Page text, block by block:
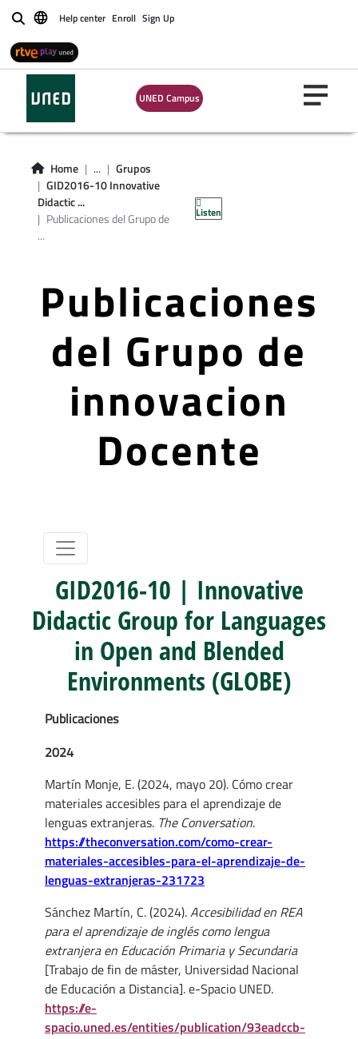
BuscarHelp center Enroll Sign Up
UNED Campus
Home ...
Grupos
GID2016-10 Innovative
Didactic ...
Publicaciones del Grupo de
...
Listen
Publicaciones
del Grupo de
innovacion
Docente
GID2016-10 | Innovative
Didactic Group for Languages
in Open and Blended
Environments (GLOBE)
Publicaciones
2024
Martín Monje, E. (2024, mayo 20). Cómo crear
materiales accesibles para el aprendizaje de
lenguas extranjeras. The Conversation.
https://theconversation.com/como-crear-
materiales-accesibles-para-el-aprendizaje-de-
lenguas-extranjeras-231723
Sánchez Martín, C. (2024).Accesibilidad en REA
para el aprendizaje de inglés como lengua
extranjera en Educación Primaria y Secundaria
[Trabajo de fin de máster, Universidad Nacional
de Educación a Distancia]. e-Spacio UNED.
https://e-
spacio.uned.es/entities/publication/93eadccb-